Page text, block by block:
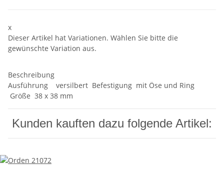
x
Dieser Artikel hat Variationen. Wählen Sie bitte die
gewünschte Variation aus.
Beschreibung
Ausführung versilbert Befestigung mit Öse und Ring
Größe 38 x 38 mm
Kunden kauften dazu folgende Artikel: